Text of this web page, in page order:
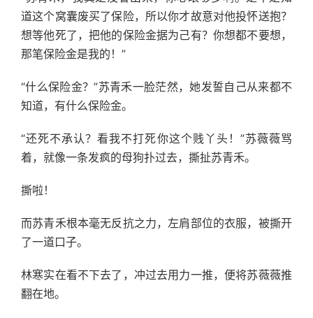
道这个窝囊废买了保险，所以你才故意对他投怀送抱？
想等他死了，把他的保险金据为己有？你想都不要想，
那笔保险金是我的！”
“什么保险金？”苏青禾一脸茫然，她发誓自己从来都不
知道，有什么保险金。
“还死不承认？看我不打死你这个贱丫头！”苏薇薇骂
着，就像一条发疯的母狗扑过去，撕扯苏青禾。
撕啦！
而苏青禾根本毫无反抗之力，左肩部位的衣服，被撕开
了一道口子。
林寒实在看不下去了，冲过去用力一推，便将苏薇薇推
翻在地。